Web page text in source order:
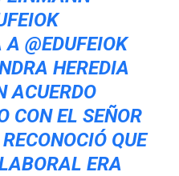
A @EDUFEIOK
HEREDIA
ACUERDO
CON EL SEÑOR
QUE
ERA